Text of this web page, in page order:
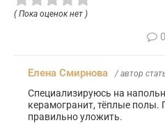
( Пока оценок нет )
0
Елена Смирнова / автор
Специализируюсь на
керамогранит, тёплые
правильно уложить.